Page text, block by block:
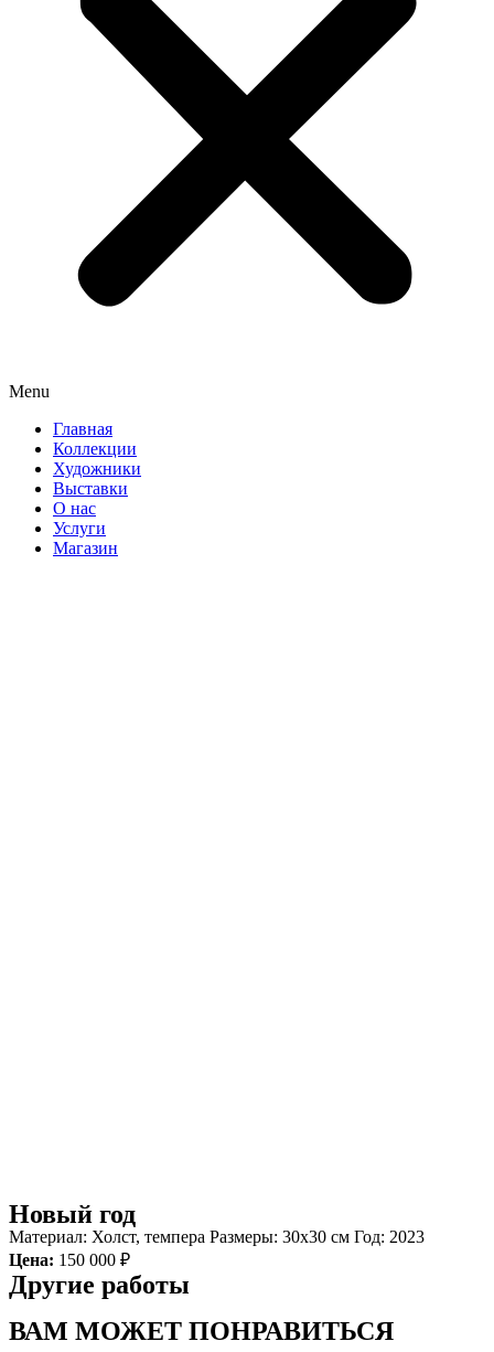
Menu
Главная
Коллекции
Художники
Выставки
О нас
Услуги
Магазин
Новый год
Материал: Холст, темпера Размеры: 30х30 см Год: 2023
Цена: 150 000 ₽
Другие работы
ВАМ МОЖЕТ ПОНРАВИТЬСЯ